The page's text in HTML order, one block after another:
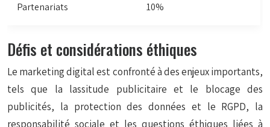
Partenariats 10%
Défis et considérations éthiques
Le marketing digital est confronté à des enjeux importants,
tels que la lassitude publicitaire et le blocage des
publicités, la protection des données et le RGPD, la
responsabilité sociale et les questions éthiques liées à